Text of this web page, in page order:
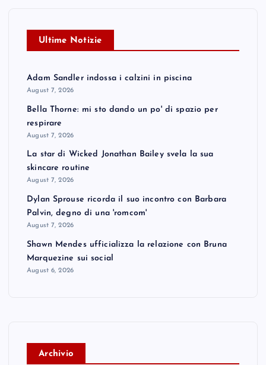
Ultime Notizie
Adam Sandler indossa i calzini in piscina
August 7, 2026
Bella Thorne: mi sto dando un po' di spazio per
respirare
August 7, 2026
La star di Wicked Jonathan Bailey svela la sua
skincare routine
August 7, 2026
Dylan Sprouse ricorda il suo incontro con Barbara
Palvin, degno di una 'romcom'
August 7, 2026
Shawn Mendes ufficializza la relazione con Bruna
Marquezine sui social
August 6, 2026
Archivio